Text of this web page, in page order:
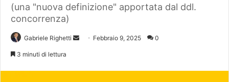
(una "nuova definizione" apportata dal ddl.
concorrenza)
Gabriele Righetti
Invia Febbraio 9, 2025 0
3 minuti di lettura